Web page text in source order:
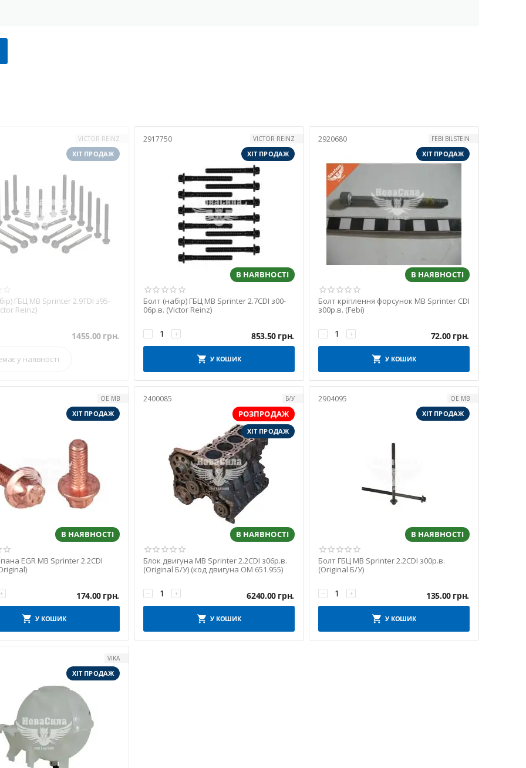
VICTOR REINZ
ХІТ ПРОДАЖ
ГБЦ MB Sprinter 2.9TDI з95-
Reinz)
1455.00 грн.
у наявності
2917750
VICTOR REINZ
ХІТ ПРОДАЖ
В НАЯВНОСТІ
Болт (набір) ГБЦ MB Sprinter 2.7CDI з00-
06р.в. (Victor Reinz)
+
− 853.50 грн.
У КОШИК
2920680
FEBI BILSTEIN
ХІТ ПРОДАЖ
В НАЯВНОСТІ
Болт кріплення форсунок MB Sprinter CDI
з00р.в. (Febi)
+
− 72.00 грн.
У КОШИК
OE MB
ХІТ ПРОДАЖ
В НАЯВНОСТІ
EGR MB Sprinter 2.2CDI
+ 174.00 грн.
У КОШИК
2400085 Б/У
РОЗПРОДАЖ
ХІТ ПРОДАЖ
В НАЯВНОСТІ
Блок двигуна MB Sprinter 2.2CDI з06р.в.
(Original Б/У) (код двигуна OM 651.955)
+
− 6240.00 грн.
У КОШИК
2904095
OE MB
ХІТ ПРОДАЖ
В НАЯВНОСТІ
Болт ГБЦ MB Sprinter 2.2CDI з00р.в.
(Original Б/У)
+
− 135.00 грн.
У КОШИК
VIKA
ХІТ ПРОДАЖ